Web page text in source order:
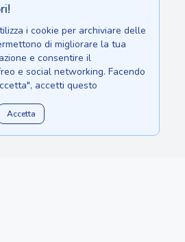
i cookie per archiviare delle
di migliorare la tua
e consentire il
e social networking. Facendo
accetti questo
Accetta